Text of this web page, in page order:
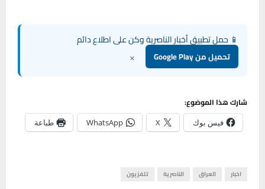
📱 حمل تطبيق أخبار الناصرية وكن على اطلاع دائم
تحميل من Google Play ×
شارك هذا الموضوع:
فيس بوك X
WhatsApp طباعة
اخبار العراق الناصرية تلفزيون